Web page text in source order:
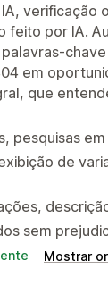
por IA.
em
que
pesquisas
de
sem
Mostrar